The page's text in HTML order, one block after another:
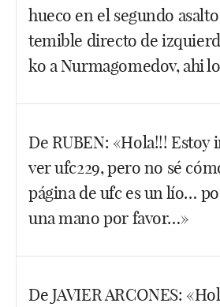
un Díaz. Esos hermanos les
béisbol y seguirían de pie.
Facebook
Twitter
hueco en el segundo
temible directo de
ko a Nurmagomedov, ahi
ver los combates principales de
de comprarlo y pagarle a
millones que, según él mismo
artista marcial mixto mejor
Khabib y un 45% a Conor.
De RUBEN: «Hola!!! Estoy
ver ufc229, pero no sé
página de ufc es un lío…
una mano por favor…»
petición de un lector con los
De JAVIER ARCONES: